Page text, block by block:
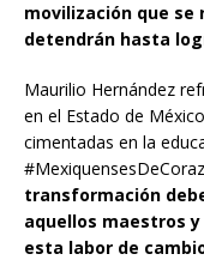
movilización que se
detendrán hasta
Maurilio Hernández
en el Estado de
cimentadas en la
transformación
aquellos maestros
esta labor de